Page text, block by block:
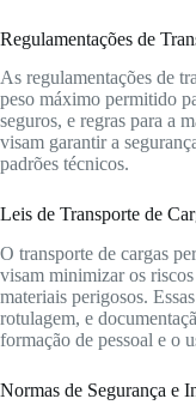
Regulamentações de
As regulamentações de
peso máximo permitido
seguros, e regras para a
visam garantir a
padrões técnicos.
Leis de Transporte de
O transporte de cargas
visam minimizar os
materiais perigosos.
rotulagem, e
formação de pessoal e o
Normas de Segurança e